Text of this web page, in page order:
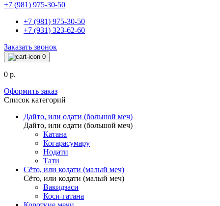
+7 (981) 975-30-50
+7 (981) 975-30-50
+7 (931) 323-62-60
Заказать звонок
0
0 р.
Оформить заказ
Список категорий
Дайто, или одати (большой меч)
Дайто, или одати (большой меч)
Катана
Когарасумару
Нодати
Тати
Сёто, или кодати (малый меч)
Сёто, или кодати (малый меч)
Вакидзаси
Коси-гатана